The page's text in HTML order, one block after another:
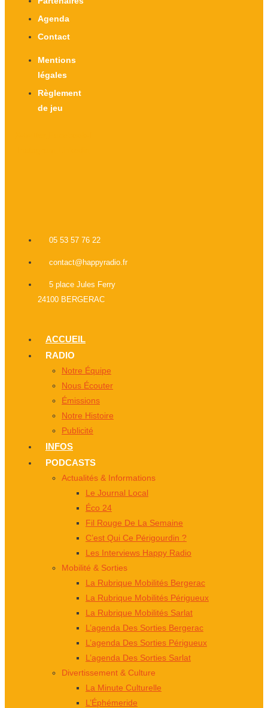
Agenda
Contact
Mentions
légales
Règlement
de jeu
05 53 57 76 22
contact@happyradio.fr
5 place Jules Ferry
24100 BERGERAC
ACCUEIL
RADIO
Notre Équipe
Nous Écouter
Émissions
Notre Histoire
Publicité
INFOS
PODCASTS
Actualités & Informations
Le Journal Local
Éco 24
Fil Rouge De La Semaine
C’est Qui Ce Périgourdin ?
Les Interviews Happy Radio
Mobilité & Sorties
La Rubrique Mobilités Bergerac
La Rubrique Mobilités Périgueux
La Rubrique Mobilités Sarlat
L’agenda Des Sorties Bergerac
L’agenda Des Sorties Périgueux
L’agenda Des Sorties Sarlat
Divertissement & Culture
La Minute Culturelle
L’Éphémeride